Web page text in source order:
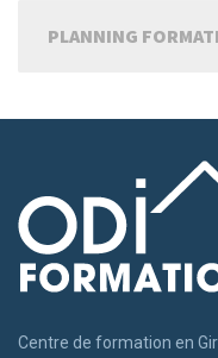
PLANNING
Centre de formation en